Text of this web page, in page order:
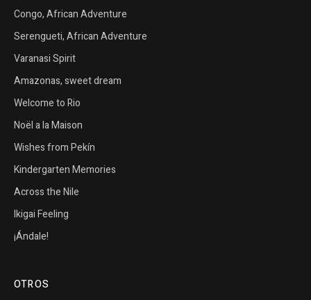
Congo, African Adventure
Serengueti, African Adventure
Varanasi Spirit
Amazonas, sweet dream
Welcome to Rio
Noël a la Maison
Wishes from Pekín
Kindergarten Memories
Across the Nile
Ikigai Feeling
¡Ándale!
OTROS